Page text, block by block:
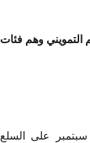
التمويني وهم فئات
سبتمبر على السلع